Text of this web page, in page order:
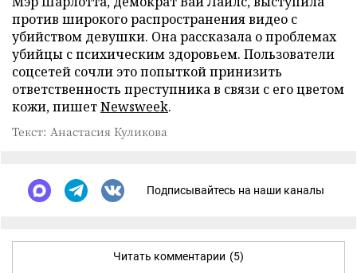
против широкого распространения видео с
убийством девушки. Она рассказала о проблемах
убийцы с психическим здоровьем. Пользователи
соцсетей сочли это попыткой принизить
ответственность преступника в связи с его цветом
кожи, пишетNewsweek.
Текст: Анастасия Куликова
Подписывайтесь на наши каналы
Читать комментарии (5)